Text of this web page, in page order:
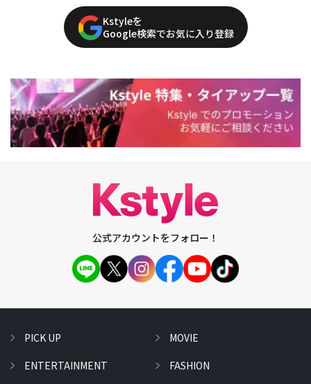
Kstyleを
Google検索でお気に入り登録
公式アカウントをフォロー！
PICK UP
ENTERTAINMENT
MOVIE
FASHION